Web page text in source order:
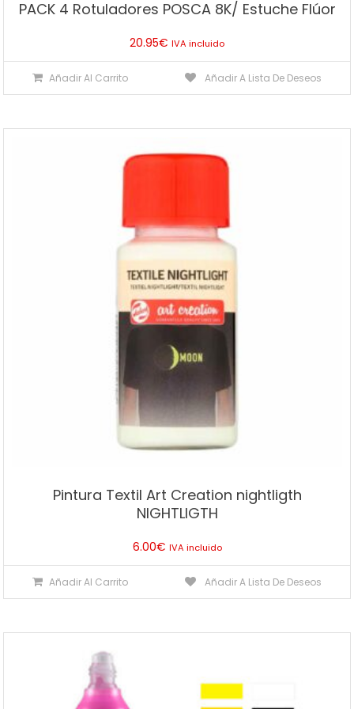
PACK 4 Rotuladores POSCA 8K/ Estuche Flúor
20.95€ IVA incluido
Añadir Al Carrito Añadir A Lista De Deseos
Pintura Textil Art Creation nightligth
NIGHTLIGTH
6.00€ IVA incluido
Añadir Al Carrito Añadir A Lista De Deseos